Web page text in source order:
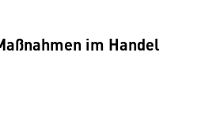
im Handel